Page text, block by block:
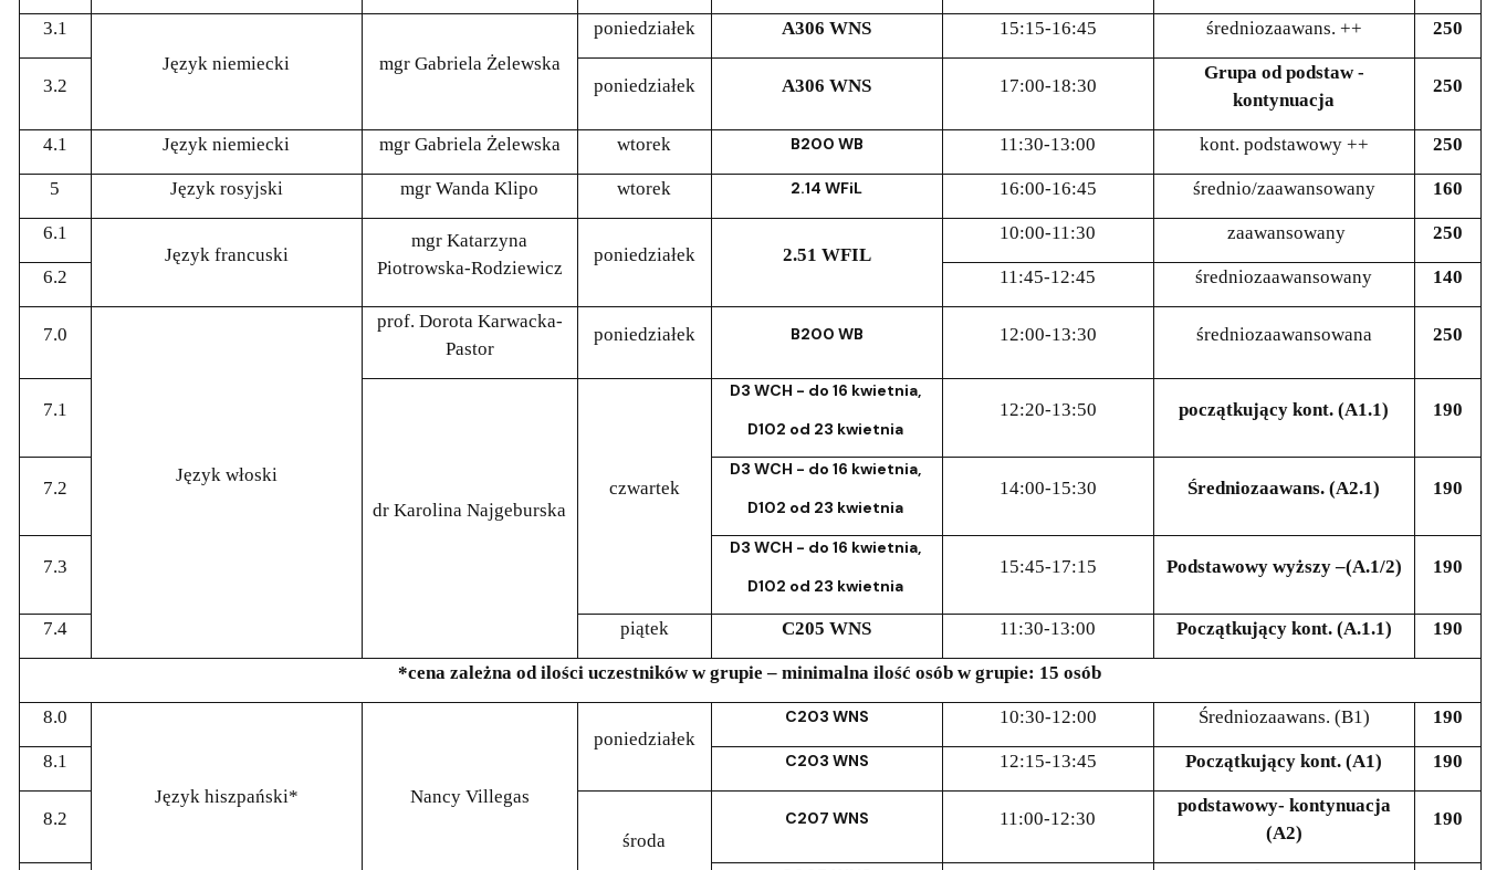
3.1
Język niemiecki
mgr Gabriela Żelewska
poniedziałek A306 WNS 15:15-16:45 średniozaawans. ++ 250
3.2 poniedziałek A306 WNS 17:00-18:30
Grupa od podstaw -
kontynuacja
250
4.1 Język niemiecki mgr Gabriela Żelewska wtorek B200 WB 11:30-13:00 kont. podstawowy ++ 250
5 Język rosyjski mgr Wanda Klipo wtorek 2.14 WFiL 16:00-16:45 średnio/zaawansowany 160
6.1
Język francuski
mgr Katarzyna
Piotrowska-Rodziewicz
poniedziałek 2.51 WFIL
10:00-11:30 zaawansowany 250
6.2 11:45-12:45 średniozaawansowany 140
7.0
Język włoski
prof. Dorota Karwacka-
Pastor
poniedziałek B200 WB 12:00-13:30 średniozaawansowana 250
7.1
dr Karolina Najgeburska
czwartek
D3 WCH - do 16 kwietnia,
D102 od 23 kwietnia
12:20-13:50 początkujący kont. (A1.1) 190
7.2
D3 WCH - do 16 kwietnia,
D102 od 23 kwietnia
14:00-15:30 Średniozaawans. (A2.1) 190
7.3
D3 WCH - do 16 kwietnia,
D102 od 23 kwietnia
15:45-17:15 Podstawowy wyższy –(A.1/2) 190
7.4 piątek C205 WNS 11:30-13:00 Początkujący kont. (A.1.1) 190
*cena zależna od ilości uczestników w grupie – minimalna ilość osób w grupie: 15 osób
8.0
Język hiszpański* Nancy Villegas
poniedziałek
C203 WNS 10:30-12:00 Średniozaawans. (B1) 190
8.1 C203 WNS 12:15-13:45 Początkujący kont. (A1) 190
8.2
środa
C207 WNS 11:00-12:30
podstawowy- kontynuacja
(A2)
190